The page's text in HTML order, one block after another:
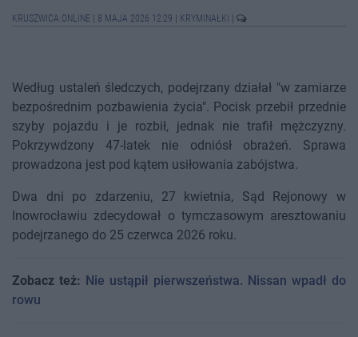
KRUSZWICA.ONLINE 8 MAJA 2026 12:29 KRYMINAŁKI
Według ustaleń śledczych, podejrzany działał "w zamiarze
bezpośrednim pozbawienia życia". Pocisk przebił przednie
szyby pojazdu i je rozbił, jednak nie trafił mężczyzny.
Pokrzywdzony 47-latek nie odniósł obrażeń. Sprawa
prowadzona jest pod kątem usiłowania zabójstwa.
Dwa dni po zdarzeniu, 27 kwietnia, Sąd Rejonowy w
Inowrocławiu zdecydował o tymczasowym aresztowaniu
podejrzanego do 25 czerwca 2026 roku.
Zobacz też: Nie ustąpił pierwszeństwa. Nissan wpadł do
rowu